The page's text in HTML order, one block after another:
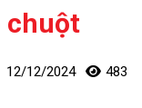
chuột
12/12/2024 483